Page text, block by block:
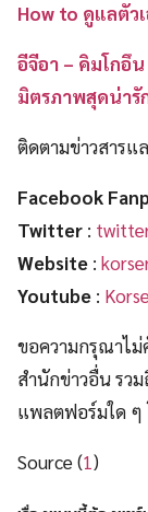
How to ดูแลตัว
อีจีอา – คิมโกอึ
มิตรภาพสุดน่ารั
ติดตามข่าวสารแ
Facebook
Twitter :
Website :
Youtube :
ขอความกรุณาไ
สำนักข่าวอื่น รว
แพลตฟอร์มใด ๆ
Source (1)